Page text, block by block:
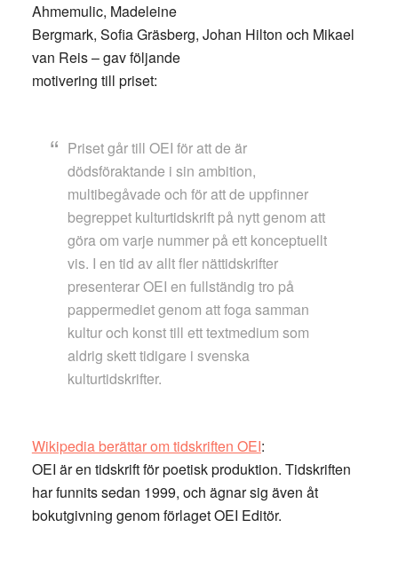
Ahmemulic, Madeleine
Bergmark, Sofia Gräsberg, Johan Hilton och Mikael
van Reis – gav följande
motivering till priset:
Priset går till OEI för att de är
dödsföraktande i sin ambition,
multibegåvade och för att de uppfinner
begreppet kulturtidskrift på nytt genom att
göra om varje nummer på ett konceptuellt
vis. I en tid av allt fler nättidskrifter
presenterar OEI en fullständig tro på
pappermediet genom att foga samman
kultur och konst till ett textmedium som
aldrig skett tidigare i svenska
kulturtidskrifter.
Wikipedia berättar om tidskriften OEI:
OEI är en tidskrift för poetisk produktion. Tidskriften
har funnits sedan 1999, och ägnar sig även åt
bokutgivning genom förlaget OEI Editör.